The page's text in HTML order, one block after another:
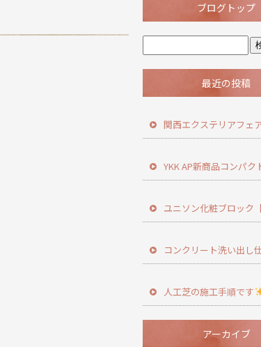
ブログトップ
最近の投稿
ユニソン化粧ブロック
コンクリート洗い出し
人工芝の施工手順です
アーカイブ